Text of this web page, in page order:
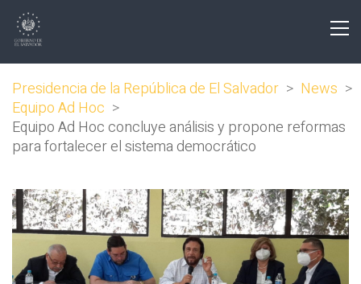
Presidencia de la República de El Salvador > News >
Equipo Ad Hoc >
Equipo Ad Hoc concluye análisis y propone reformas
para fortalecer el sistema democrático